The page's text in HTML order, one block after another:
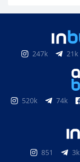
247k 21k
520k 74k
851 3k